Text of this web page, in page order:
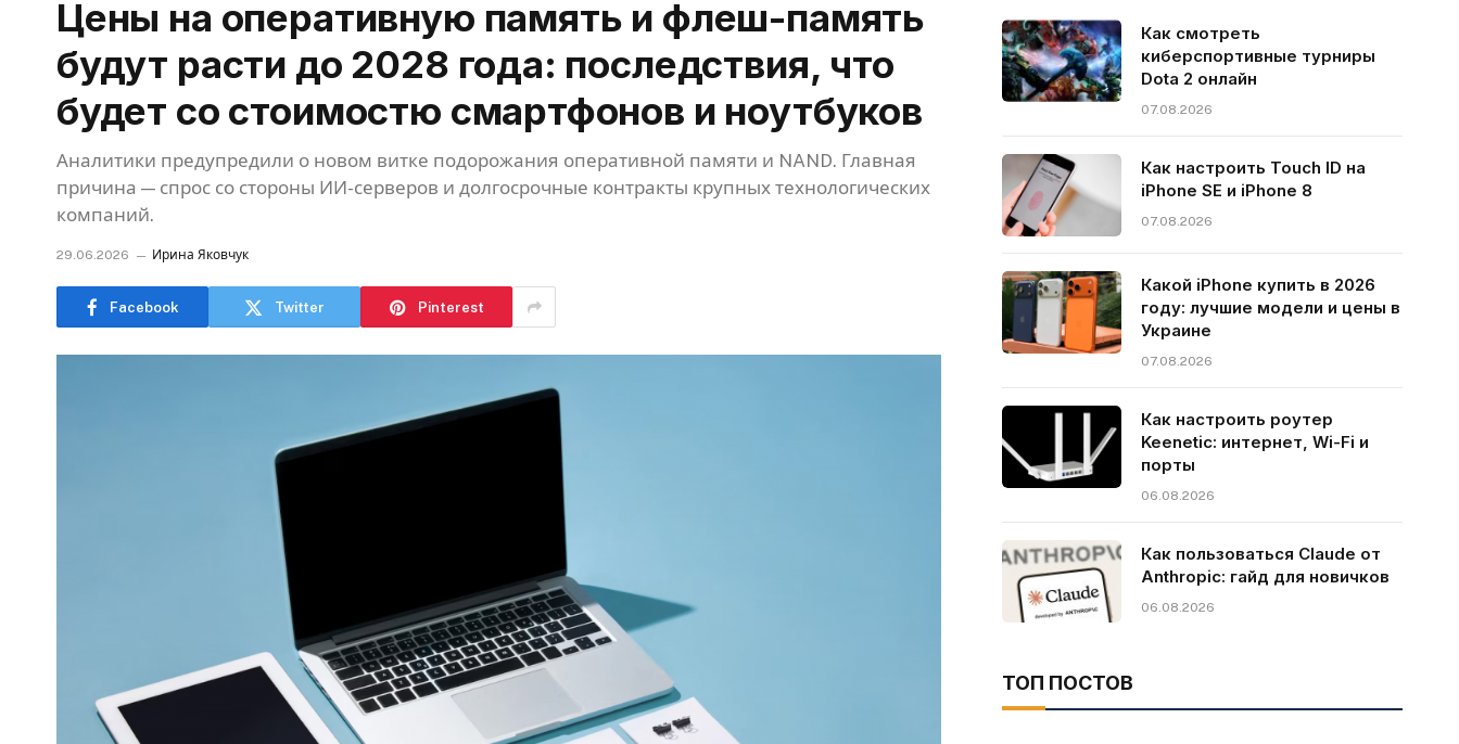
Цены на оперативную память и флеш-память
будут расти до 2028 года: последствия, что
будет со стоимостю смартфонов и ноутбуков
Аналитики предупредили о новом витке подорожания оперативной памяти и NAND. Главная
причина — спрос со стороны ИИ-серверов и долгосрочные контракты крупных технологических
компаний.
29.06.2026 Ирина Яковчук
Facebook Twitter Pinterest
Как смотреть
киберспортивные турниры
Dota 2 онлайн
07.08.2026
Как настроить Touch ID на
iPhone SE и iPhone 8
07.08.2026
Какой iPhone купить в 2026
году: лучшие модели и цены в
Украине
07.08.2026
Как настроить роутер
Keenetic: интернет, Wi-Fi и
порты
06.08.2026
Как пользоваться Claude от
Anthropic: гайд для новичков
06.08.2026
ТОП ПОСТОВ